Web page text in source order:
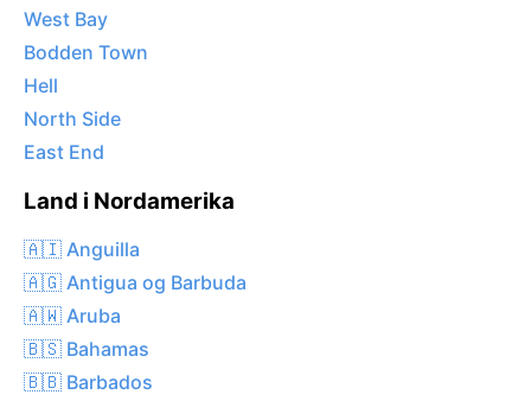
West Bay
Bodden Town
Hell
North Side
East End
Land i Nordamerika
🇦🇮 Anguilla
🇦🇬 Antigua og Barbuda
🇦🇼 Aruba
🇧🇸 Bahamas
🇧🇧 Barbados